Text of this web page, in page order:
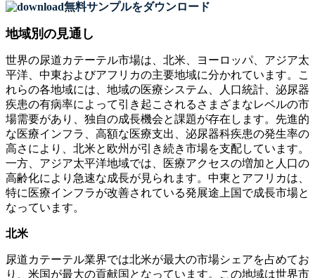
無料サンプルをダウンロード
地域別の見通し
世界の尿道カテーテル市場は、北米、ヨーロッパ、アジア太
平洋、中東およびアフリカの主要地域に分かれています。こ
れらの各地域には、地域の医療システム、人口統計、泌尿器
疾患の有病率によって引き起こされるさまざまなレベルの市
場需要があり、独自の成長機会と課題が存在します。先進的
な医療インフラ、高額な医療支出、泌尿器科疾患の発生率の
高さにより、北米と欧州が引き続き市場を支配しています。
一方、アジア太平洋地域では、医療アクセスの増加と人口の
高齢化により急速な成長が見られます。中東とアフリカは、
特に医療インフラが改善されている発展途上国で成長市場と
なっています。
北米
尿道カテーテル業界では北米が最大の市場シェアを占めてお
り、米国が最大の貢献国となっています。この地域は世界市